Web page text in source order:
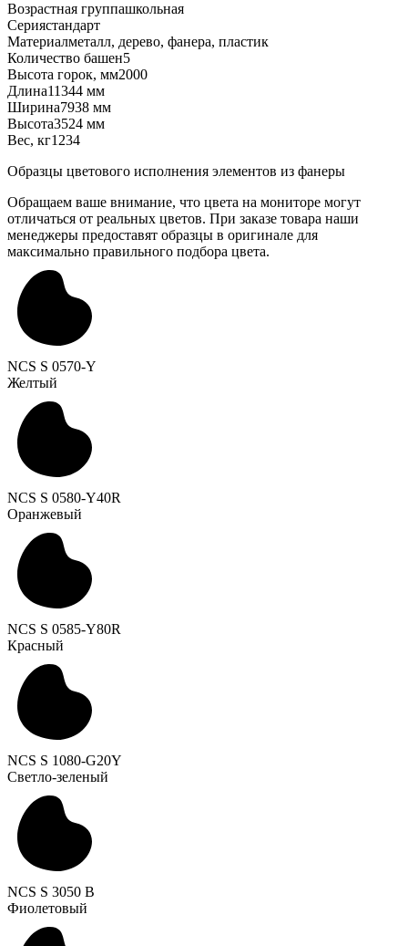
Возрастная группашкольная
Сериястандарт
Материалметалл, дерево, фанера, пластик
Количество башен5
Высота горок, мм2000
Длина11344 мм
Ширина7938 мм
Высота3524 мм
Вес, кг1234
Образцы цветового исполнения элементов из фанеры
Обращаем ваше внимание, что цвета на мониторе могут
отличаться от реальных цветов. При заказе товара наши
менеджеры предоставят образцы в оригинале для
максимально правильного подбора цвета.
NCS S 0570-Y
Желтый
NCS S 0580-Y40R
Оранжевый
NCS S 0585-Y80R
Красный
NCS S 1080-G20Y
Светло-зеленый
NCS S 3050 B
Фиолетовый